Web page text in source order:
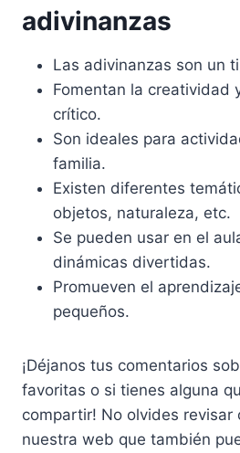
adivinanzas
Las adivinanzas son un
Fomentan la creatividad
crítico.
Son ideales para
familia.
Existen diferentes
objetos, naturaleza, etc.
Se pueden usar en el
dinámicas divertidas.
Promueven el
pequeños.
¡Déjanos tus comentarios
favoritas o si tienes alguna
compartir! No olvides revisar
nuestra web que también